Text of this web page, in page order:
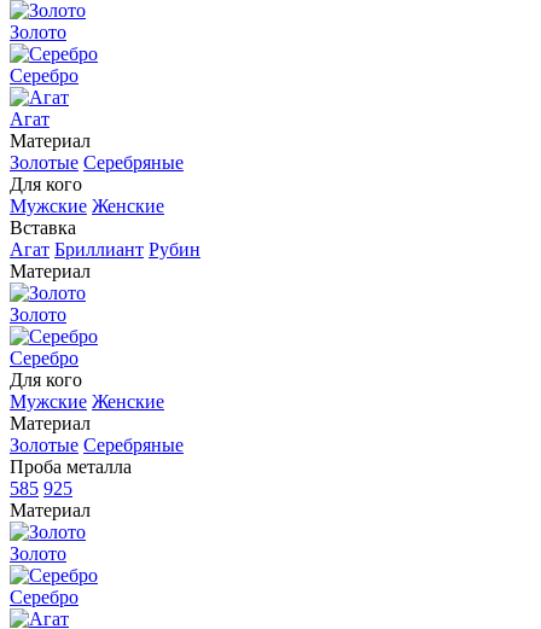
Золото
Серебро
Агат
Материал
Золотые Серебряные
Для кого
Мужские Женские
Вставка
Агат Бриллиант Рубин
Материал
Золото
Серебро
Для кого
Мужские Женские
Материал
Золотые Серебряные
Проба металла
585 925
Материал
Золото
Серебро